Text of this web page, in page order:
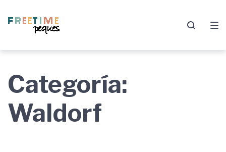
principal
página
Categoría:
Waldorf